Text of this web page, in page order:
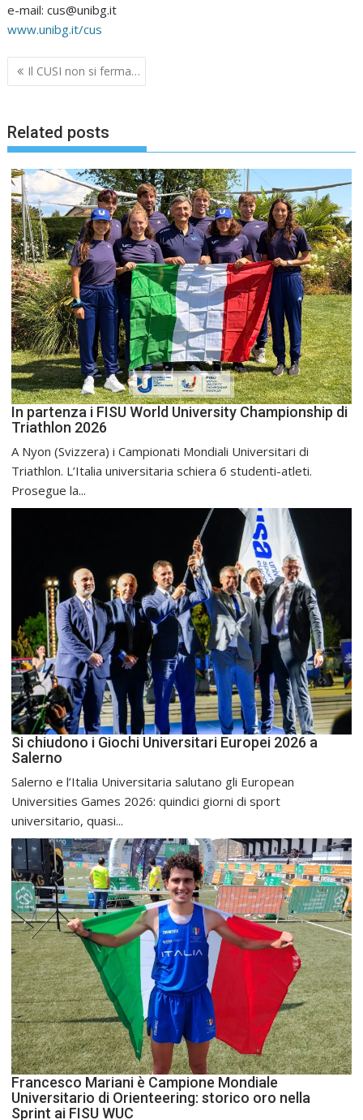
e-mail:cus@unibg.it
www.unibg.it/cus
Navigazione
articoli
Il CUSI non si ferma…
Related posts
In partenza i FISU World University Championship di
Triathlon 2026
A Nyon (Svizzera) i Campionati Mondiali Universitari di
Triathlon. L’Italia universitaria schiera 6 studenti-atleti.
Prosegue la...
Si chiudono i Giochi Universitari Europei 2026 a
Salerno
Salerno e l’Italia Universitaria salutano gli European
Universities Games 2026: quindici giorni di sport
universitario, quasi...
Francesco Mariani è Campione Mondiale
Universitario di Orienteering: storico oro nella
Sprint ai FISU WUC